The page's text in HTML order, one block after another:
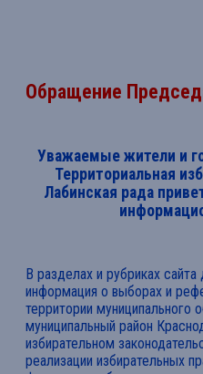
Обращение
Уважаемые жители и
Территориальная
Лабинская рада
В разделах и рубриках
информация о выборах и
территории муниципального
муниципальный район
избирательном
реализации избирательных